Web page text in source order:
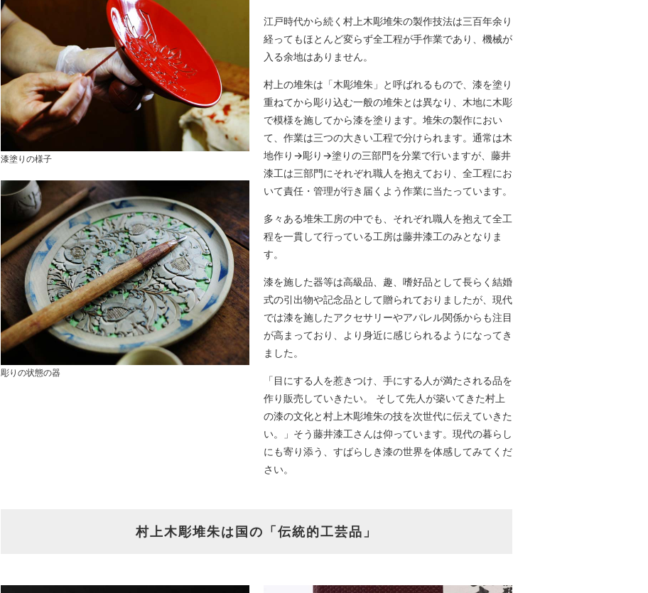
漆塗りの様子
彫りの状態の器
江戸時代から続く村上木彫堆朱の製作技法は三百年余り
経ってもほとんど変らず全工程が手作業であり、機械が
入る余地はありません。
村上の堆朱は「木彫堆朱」と呼ばれるもので、漆を塗り
重ねてから彫り込む一般の堆朱とは異なり、木地に木彫
で模様を施してから漆を塗ります。堆朱の製作におい
て、作業は三つの大きい工程で分けられます。通常は木
地作り→彫り→塗りの三部門を分業で行いますが、藤井
漆工は三部門にそれぞれ職人を抱えており、全工程にお
いて責任・管理が行き届くよう作業に当たっています。
多々ある堆朱工房の中でも、それぞれ職人を抱えて全工
程を一貫して行っている工房は藤井漆工のみとなりま
す。
漆を施した器等は高級品、趣、嗜好品として長らく結婚
式の引出物や記念品として贈られておりましたが、現代
では漆を施したアクセサリーやアパレル関係からも注目
が高まっており、より身近に感じられるようになってき
ました。
「目にする人を惹きつけ、手にする人が満たされる品を
作り販売していきたい。 そして先人が築いてきた村上
の漆の文化と村上木彫堆朱の技を次世代に伝えていきた
い。」そう藤井漆工さんは仰っています。現代の暮らし
にも寄り添う、すばらしき漆の世界を体感してみてくだ
さい。
村上木彫堆朱は国の「伝統的工芸品」